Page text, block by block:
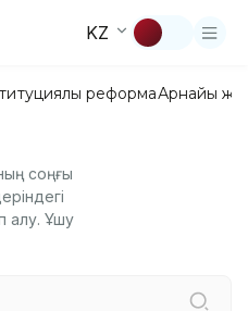
KZ
реформаАрнайы
соңғы
алу. Ұшу